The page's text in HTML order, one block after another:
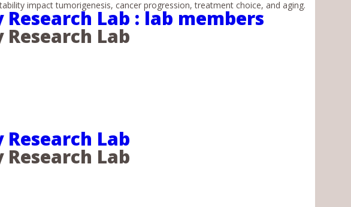
impact tumorigenesis, cancer progression, treatment choice, and aging.
Lab : lab members
Lab
Lab
Lab